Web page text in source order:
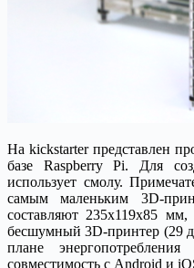
На kickstarter представлен
базе Raspberry Pi. Для
использует смолу.
самым маленьким 3D-
составляют 235x119x85
бесшумный 3D-принтер (29
плане
совместимость с Android и